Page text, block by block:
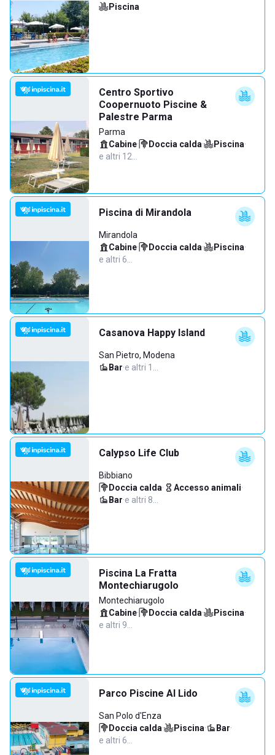
Piscina
Centro Sportivo
Coopernuoto Piscine &
Palestre Parma
Parma
Cabine· Doccia calda· Piscina·
e altri 12…
Piscina di Mirandola
Mirandola
Cabine· Doccia calda· Piscina·
e altri 6…
Casanova Happy Island
San Pietro, Modena
Bar·e altri 1…
Calypso Life Club
Bibbiano
Doccia calda· Accesso animali·
Bar·e altri 8…
Piscina La Fratta
Montechiarugolo
Montechiarugolo
Cabine· Doccia calda· Piscina·
e altri 9…
Parco Piscine Al Lido
San Polo d'Enza
Doccia calda· Piscina· Bar·
e altri 6…